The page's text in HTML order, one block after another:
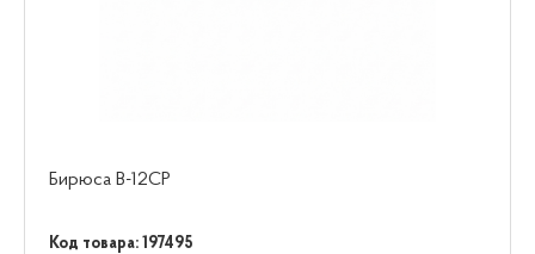
Бирюса B-12CP
Код товара: 197495